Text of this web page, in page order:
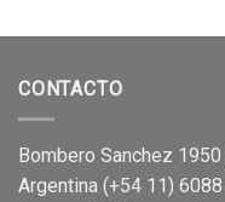
CONTACTO
Bombero Sanchez
Argentina (+54 11)